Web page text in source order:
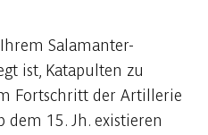
Salamanter-
ist, Katapulten zu
Fortschritt der Artillerie
dem 15. Jh. existieren